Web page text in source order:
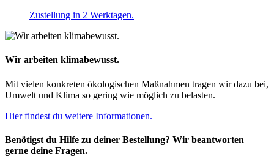
Zustellung in 2 Werktagen.
Wir arbeiten klimabewusst.
Mit vielen konkreten ökologischen Maßnahmen tragen wir dazu bei,
Umwelt und Klima so gering wie möglich zu belasten.
Hier findest du weitere Informationen.
Benötigst du Hilfe zu deiner Bestellung? Wir beantworten
gerne deine Fragen.